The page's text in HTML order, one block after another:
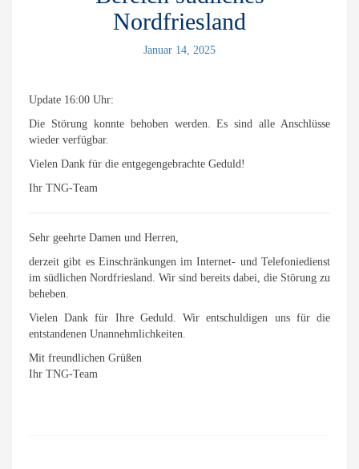
Nordfriesland
Januar 14, 2025
Update 16:00 Uhr:
Die Störung konnte behoben werden. Es sind alle Anschlüsse
wieder verfügbar.
Vielen Dank für die entgegengebrachte Geduld!
Ihr TNG-Team
Sehr geehrte Damen und Herren,
derzeit gibt es Einschränkungen im Internet- und Telefoniedienst
im südlichen Nordfriesland. Wir sind bereits dabei, die Störung zu
beheben.
Vielen Dank für Ihre Geduld. Wir entschuldigen uns für die
entstandenen Unannehmlichkeiten.
Mit freundlichen Grüßen
Ihr TNG-Team